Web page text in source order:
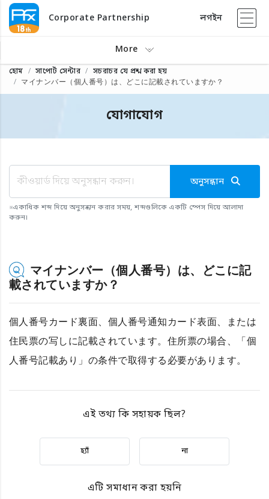
Corporate Partnership লগইন
More
হোম সাপোর্ট সেন্টার
সচরাচর যে প্রশ্ন করা হয়
マイナンバー（個人番号）は、どこに記載されていますか？
যোগাযোগ
অনুসন্ধান
※একাধিক শব্দ দিয়ে অনুসন্ধান করার সময়, শব্দগুলিকে একটি স্পেস দিয়ে আলাদা
করুন।
マイナンバー（個人番号）は、どこに記
載されていますか？
個人番号カード裏面、個人番号通知カード表面、または
住民票の写しに記載されています。住所票の場合、「個
人番号記載あり」の条件で取得する必要があります。
এই তথ্য কি সহায়ক ছিল?
হ্যাঁ না
এটি সমাধান করা হয়নি